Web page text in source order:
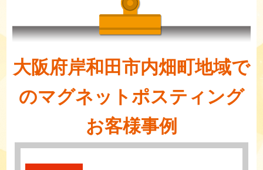
大阪府岸和田市内畑町地域で
のマグネットポスティング
お客様事例